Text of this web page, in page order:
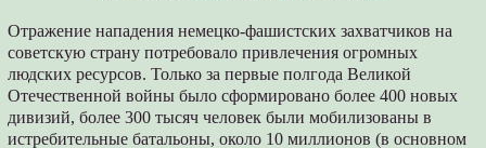
Отражение нападения немецко-фашистских захватчиков на
советскую страну потребовало привлечения огромных
людских ресурсов. Только за первые полгода Великой
Отечественной войны было сформировано более 400 новых
дивизий, более 300 тысяч человек были мобилизованы в
истребительные батальоны, около 10 миллионов (в основном